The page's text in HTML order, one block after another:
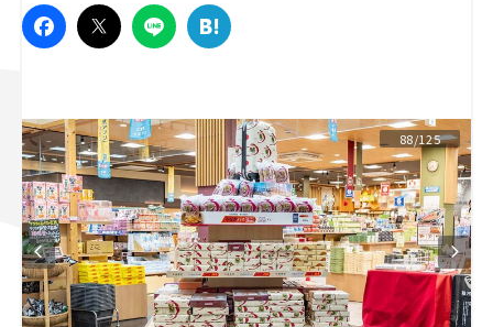
88/125
Campaign
人気のハッシュタグ